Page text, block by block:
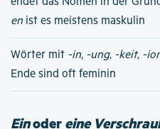
en ist es meistens maskulin
Wörter mit -in, -ung, -keit, -
Ende sind oft feminin
Einodereine